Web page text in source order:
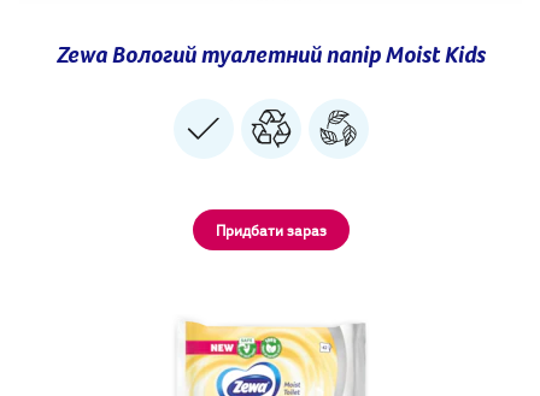
Zewa Вологий туалетний папір Moist Kids
Придбати зараз